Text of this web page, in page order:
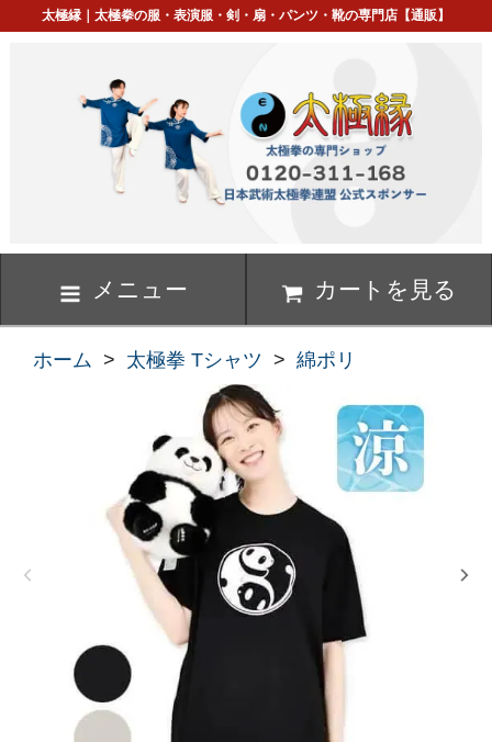
太極縁｜太極拳の服・表演服・剣・扇・パンツ・靴の専門店【通販】
メニュー カートを見る
ホーム > 太極拳 Tシャツ > 綿ポリ